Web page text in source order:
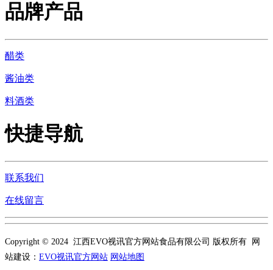
品牌产品
醋类
酱油类
料酒类
快捷导航
联系我们
在线留言
Copyright © 2024 江西EVO视讯官方网站食品有限公司 版权所有 网
站建设： EVO视讯官方网站 网站地图